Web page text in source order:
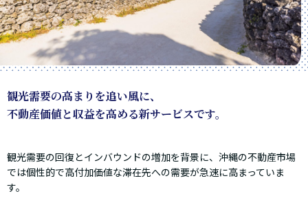
観光需要の高まりを追い風に、
不動産価値と収益を高める新サービスです。
観光需要の回復とインバウンドの増加を背景に、沖縄の不動産市場
では個性的で高付加価値な滞在先への需要が急速に高まっていま
す。